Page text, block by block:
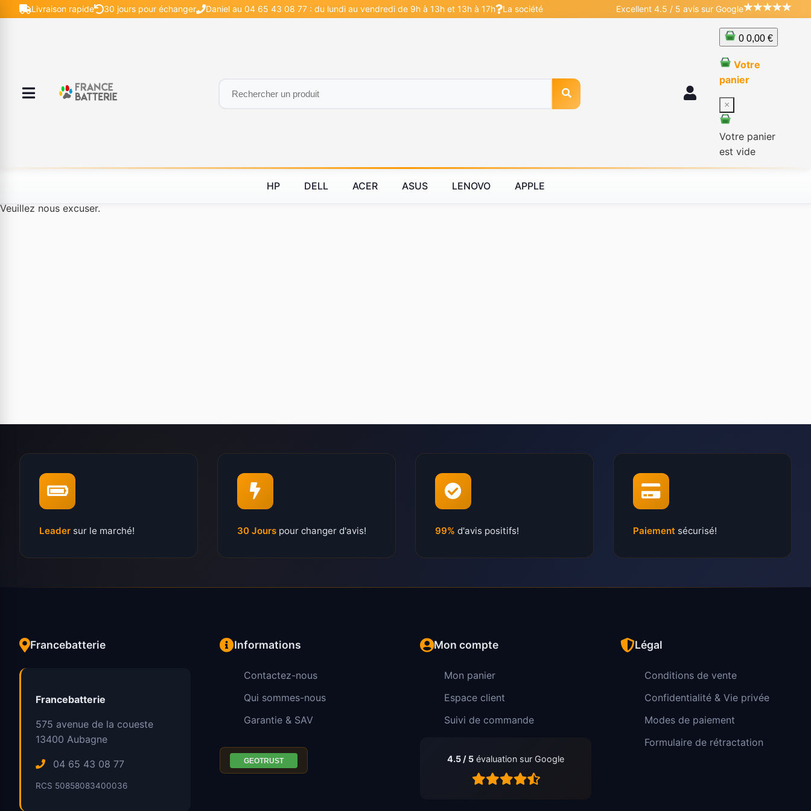
Livraison rapide 30 jours pour échanger Daniel au 04 65 43 08 77 : du lundi au vendredi de 9h à 13h et 13h à 17h La société Excellent 4.5 / 5 avis sur Google
0 0,00 €
Votre
panier
×
Votre panier
est vide
HP DELL ACER ASUS LENOVO APPLE
Veuillez nous excuser.
Leader sur le marché! 30 Jours pour changer d'avis! 99% d'avis positifs! Paiement sécurisé!
Francebatterie
Francebatterie
575 avenue de la coueste
13400 Aubagne
04 65 43 08 77
RCS 50858083400036
Informations
Contactez-nous
Qui sommes-nous
Garantie & SAV
Mon compte
Mon panier
Espace client
Suivi de commande
4.5 / 5 évaluation sur Google
Légal
Conditions de vente
Confidentialité & Vie privée
Modes de paiement
Formulaire de rétractation